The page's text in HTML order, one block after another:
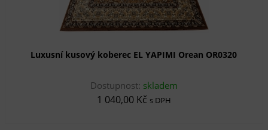
Luxusní kusový koberec EL YAPIMI Orean OR0320
Dostupnost: skladem
1 040,00 Kč s DPH